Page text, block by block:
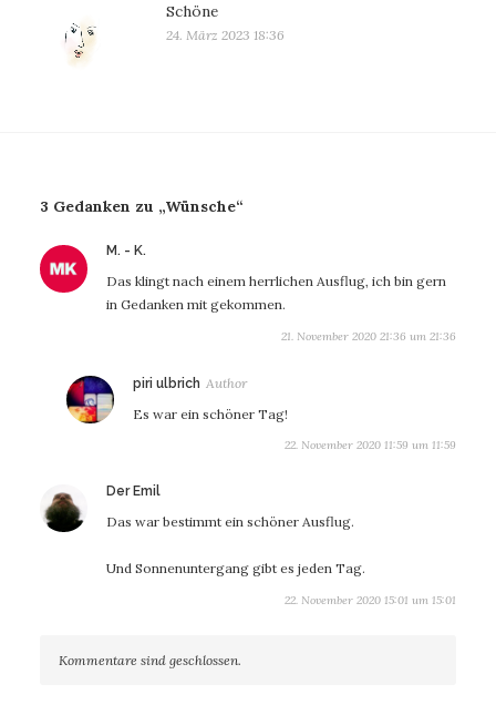
Schöne
24. März 2023 18:36
3 Gedanken zu „Wünsche“
M. - K.
Das klingt nach einem herrlichen Ausflug, ich bin gern
in Gedanken mit gekommen.
21. November 2020 21:36 um 21:36
piri ulbrich sagt:
Es war ein schöner Tag!
22. November 2020 11:59 um 11:59
Der Emilsagt:
Das war bestimmt ein schöner Ausflug.
Und Sonnenuntergang gibt es jeden Tag.
22. November 2020 15:01 um 15:01
Kommentare sind geschlossen.